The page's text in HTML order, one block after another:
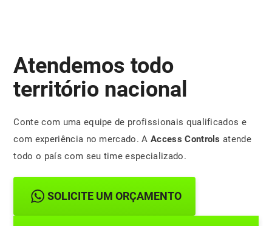
Atendemos todo
território nacional
Conte com uma equipe de profissionais qualificados e
com experiência no mercado. AAccess Controls atende
todo o país com seu time especializado.
SOLICITE UM ORÇAMENTO